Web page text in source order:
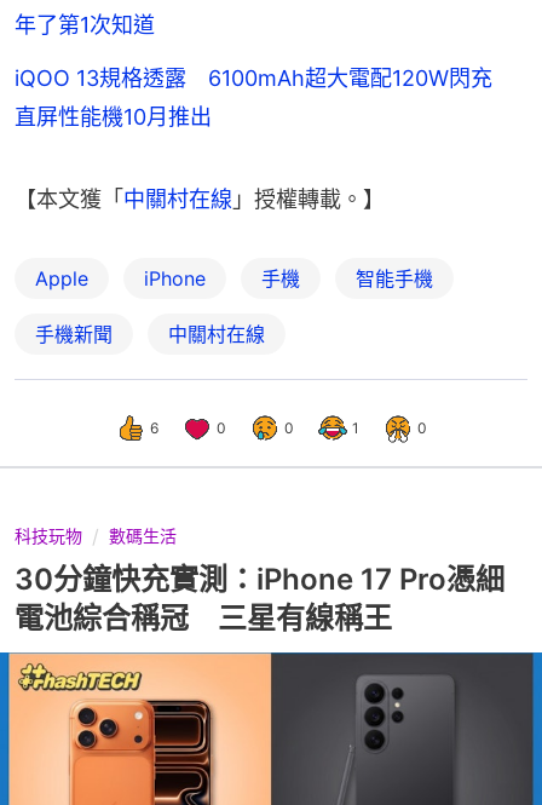
年了第1次知道
iQOO 13規格透露 6100mAh超大電配120W閃充
直屏性能機10月推出
【本文獲「 中關村在線 」授權轉載。】
Apple iPhone 手機 智能手機
手機新聞 中關村在線
6 0 0 1 0
科技玩物 數碼生活
30分鐘快充實測：iPhone 17 Pro憑細
電池綜合稱冠 三星有線稱王